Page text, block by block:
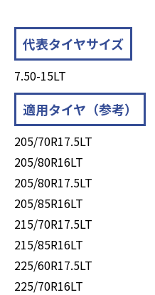
代表タイヤサイズ
7.50-15LT
適用タイヤ（参考）
205/70R17.5LT
205/80R16LT
205/80R17.5LT
205/85R16LT
215/70R17.5LT
215/85R16LT
225/60R17.5LT
225/70R16LT